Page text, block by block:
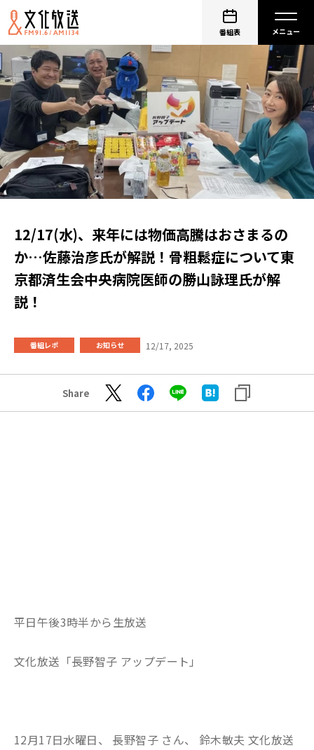
番組表
12/17(水)、来年には物価高騰はおさまるの
か…佐藤治彦氏が解説！骨粗鬆症について東
京都済生会中央病院医師の勝山詠理氏が解
説！
番組レポ お知らせ 12/17, 2025
Share
平日午後3時半から生放送
文化放送「長野智子 アップデート」
12月17日水曜日、 長野智子 さん、 鈴木敏夫 文化放送